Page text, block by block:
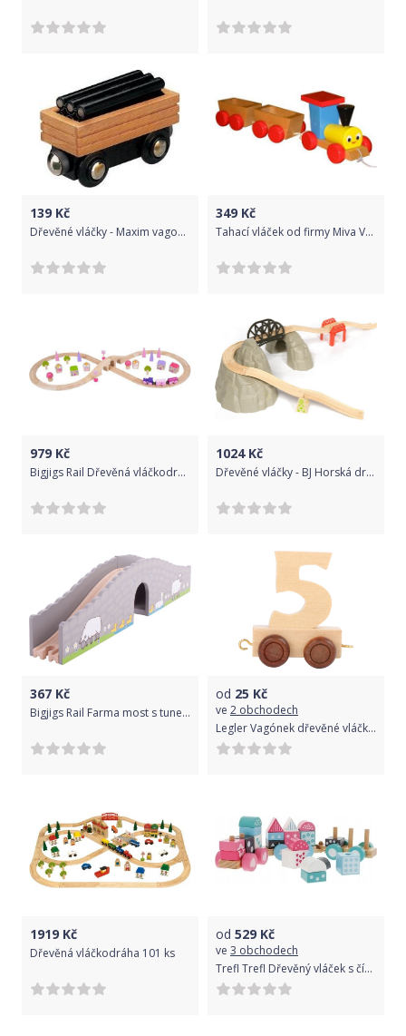
139 Kč
Dřevěné vláčky - Maxim vagon s potrubím
349 Kč
Tahací vláček od firmy Miva Vacov
979 Kč
Bigjigs Rail Dřevěná vláčkodráha osmička pro princezny 35 dílů
1024Kč
Dřevěné vláčky - BJ Horská dráha
367 Kč
Bigjigs Rail Farma most s tunelem
od 25 Kč
ve 2 obchodech
Legler Vagónek dřevěné vláčkodráhy - přírodní číslice Varianta: 5
1919 Kč
Dřevěná vláčkodráha 101 ks
od 529 Kč
ve 3 obchodech
Trefl Trefl Dřevěný vláček s čísly - pastelový